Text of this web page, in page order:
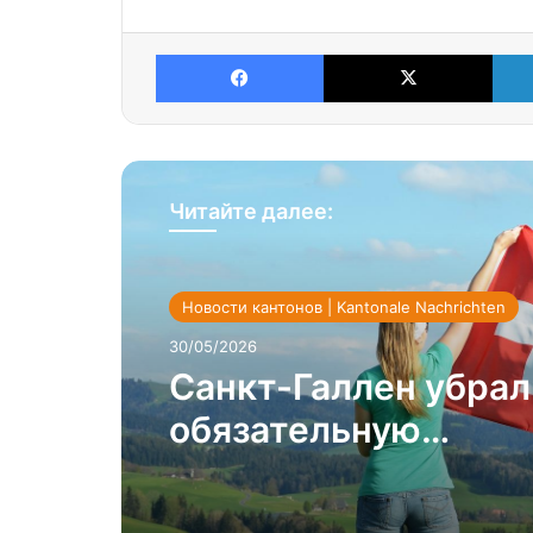
Facebook X
Читайте далее:
Новости кантонов | Kantonale Nachrichten
30/05/2026
Санкт-Галлен убрал
обязательную
вакцинацию:
народа над